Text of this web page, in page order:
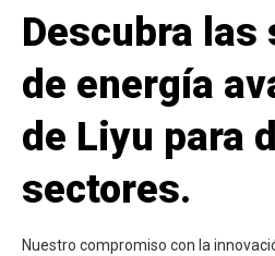
Descubra las
de energía
de Liyu para
sectores.
Nuestro compromiso con la